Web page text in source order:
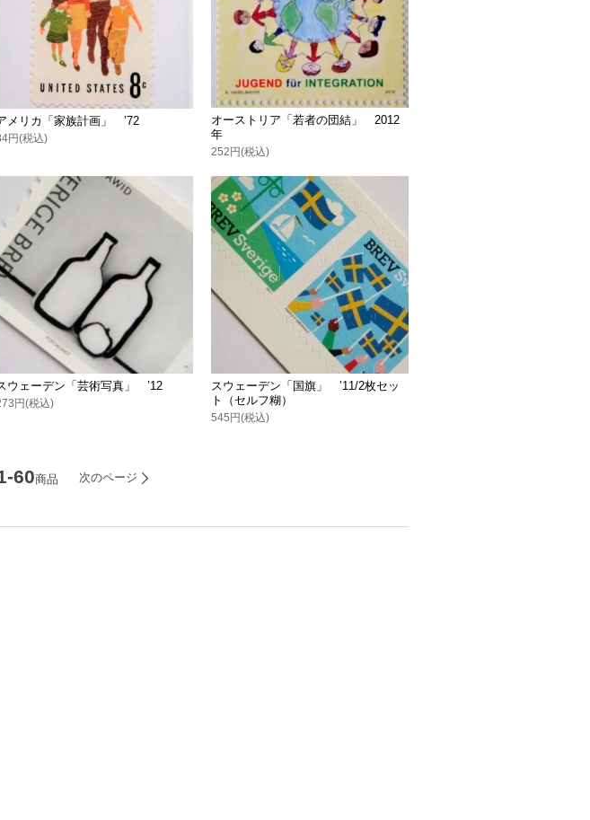
メリカ「家族計画」 ’72
円(税込)
オーストリア「若者の団結」 2012
年
252円(税込)
ウェーデン「芸術写真」 ’12
円(税込)
スウェーデン「国旗」 ’11/2枚セッ
ト（セルフ糊）
545円(税込)
60商品 次のページ